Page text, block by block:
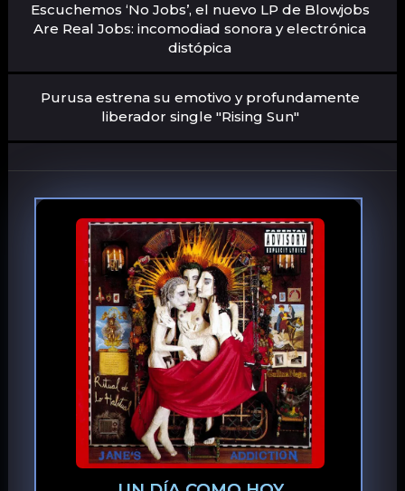
Escuchemos ‘No Jobs’, el nuevo LP de Blowjobs
Are Real Jobs: incomodiad sonora y electrónica
distópica
Purusa estrena su emotivo y profundamente
liberador single "Rising Sun"